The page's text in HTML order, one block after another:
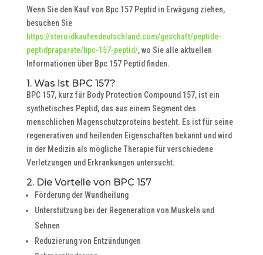
Wenn Sie den Kauf von Bpc 157 Peptid in Erwägung ziehen,
besuchen Sie
https://steroidkaufendeutschland.com/geschaft/peptide-
peptidpraparate/bpc-157-peptid/, wo Sie alle aktuellen
Informationen über Bpc 157 Peptid finden.
1. Was ist BPC 157?
BPC 157, kurz für Body Protection Compound 157, ist ein
synthetisches Peptid, das aus einem Segment des
menschlichen Magenschutzproteins besteht. Es ist für seine
regenerativen und heilenden Eigenschaften bekannt und wird
in der Medizin als mögliche Therapie für verschiedene
Verletzungen und Erkrankungen untersucht.
2. Die Vorteile von BPC 157
Förderung der Wundheilung
Unterstützung bei der Regeneration von Muskeln und
Sehnen
Reduzierung von Entzündungen